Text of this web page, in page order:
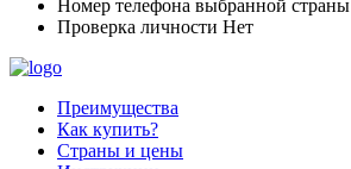
Номер телефона выбранной страны
Проверка личности Нет
Преимущества
Как купить?
Страны и цены